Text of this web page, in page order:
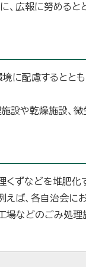
、広報に努める
配慮するととも
設や乾燥施設、
ずなどを堆肥化
えば、各自治会
場などのごみ処